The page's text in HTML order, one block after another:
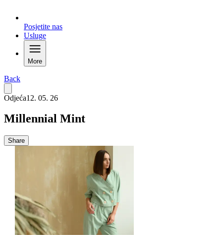
Posjetite nas
Usluge
More
Back
Odjeća12. 05. 26
Millennial Mint
Share